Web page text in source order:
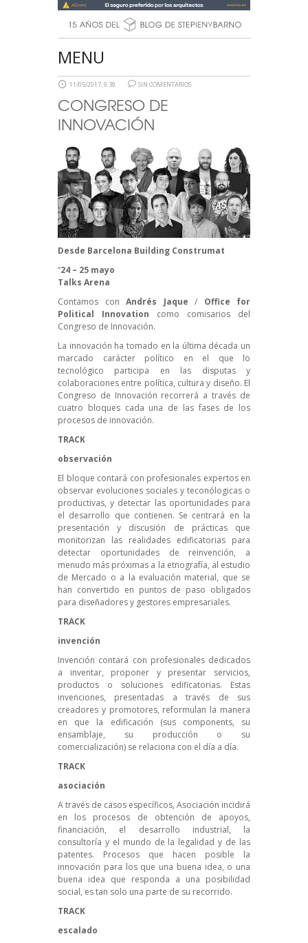
MENU
11/05/2017, 9:39 SIN COMENTARIOS
CONGRESO DE
INNOVACIÓN
Desde Barcelona Building Construmat
“24 – 25 mayo
Talks Arena
Contamos con Andrés Jaque / Office for
Political Innovation como comisarios del
Congreso de Innovación.
La innovación ha tomado en la última década un
marcado carácter político en el que lo
tecnológico participa en las disputas y
colaboraciones entre política, cultura y diseño. El
Congreso de Innovación recorrerá a través de
cuatro bloques cada una de las fases de los
procesos de innovación.
TRACK
observación
El bloque contará con profesionales expertos en
observar evoluciones sociales y teconólogicas o
productivas, y detectar las oportunidades para
el desarrollo que contienen. Se centrará en la
presentación y discusión de prácticas que
monitorizan las realidades edificatorias para
detectar oportunidades de reinvención, a
menudo más próximas a la etnografía, al estudio
de Mercado o a la evaluación material, que se
han convertido en puntos de paso obligados
para diseñadores y gestores empresariales.
TRACK
invención
Invención contará con profesionales dedicados
a inventar, proponer y presentar servicios,
productos o soluciones edificatorias. Estas
invenciones, presentadas a través de sus
creadores y promotores, reformulan la manera
en que la edificación (sus components, su
ensamblaje, su producción o su
comercialización) se relaciona con el día a día.
TRACK
asociación
A través de casos específicos, Asociación incidirá
en los procesos de obtención de apoyos,
financiación, el desarrollo industrial, la
consultoría y el mundo de la legalidad y de las
patentes. Procesos que hacen posible la
innovación para los que una buena idea, o una
buena idea que responda a una posibilidad
social, es tan solo una parte de su recorrido.
TRACK
escalado